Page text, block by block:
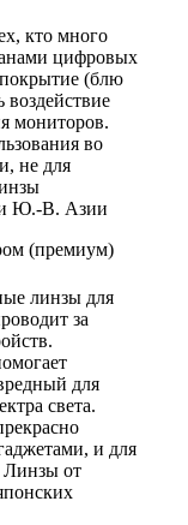
кто много
цифровых
(блю
воздействие
мониторов.
во
не для
Ю.-В. Азии
(премиум)
линзы для
за
для
света.
и для
Линзы от